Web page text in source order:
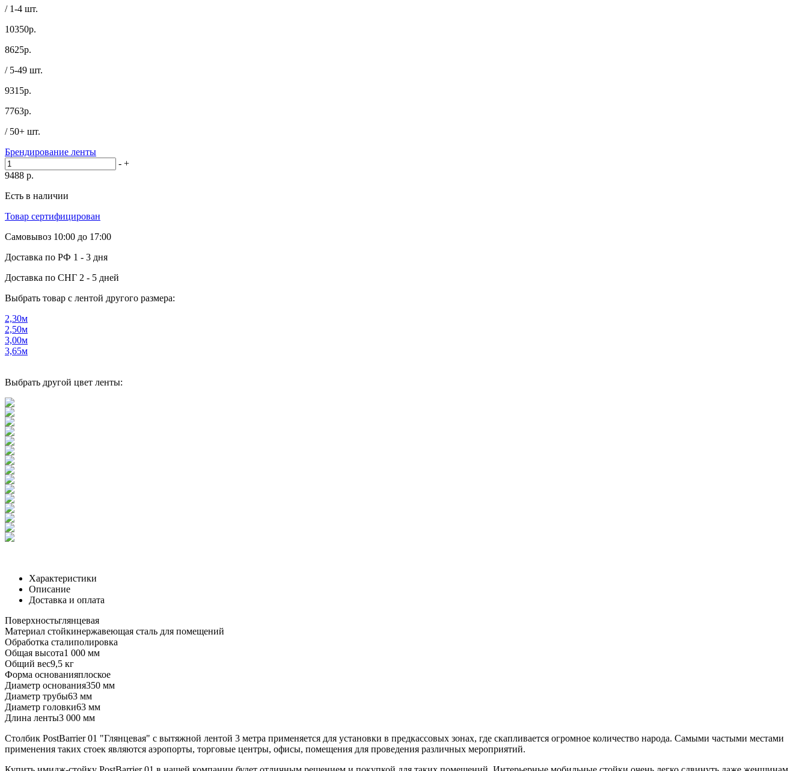
/ 1-4 шт.
10350р.
8625р.
/ 5-49 шт.
9315р.
7763р.
/ 50+ шт.
Брендирование ленты
- +
9488 р.
Есть в наличии
Товар сертифицирован
Самовывоз 10:00 до 17:00
Доставка по РФ 1 - 3 дня
Доставка по СНГ 2 - 5 дней
Выбрать товар с лентой другого размера:
2,30м
2,50м
3,00м
3,65м
Выбрать другой цвет ленты:
Характеристики
Описание
Доставка и оплата
Поверхностьглянцевая
Материал стойкинержавеющая сталь для помещений
Обработка сталиполировка
Общая высота1 000 мм
Общий вес9,5 кг
Форма основанияплоское
Диаметр основания350 мм
Диаметр трубы63 мм
Диаметр головки63 мм
Длина ленты3 000 мм
Столбик PostBarrier 01 "Глянцевая" с вытяжной лентой 3 метра применяется для установки в предкассовых зонах, где скапливается огромное количество народа. Самыми частыми местами
применения таких стоек являются аэропорты, торговые центры, офисы, помещения для проведения различных мероприятий.